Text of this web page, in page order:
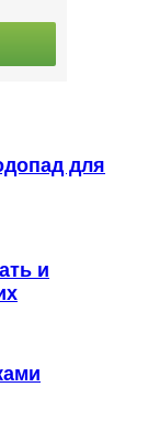
для
и